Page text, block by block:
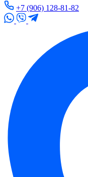
+7 (906) 128-81-82